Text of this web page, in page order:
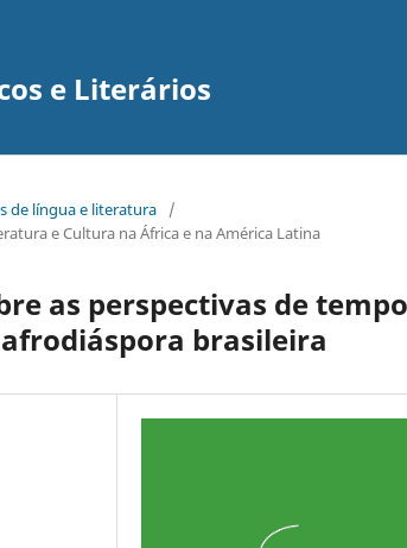
e Literários
de língua e literatura
/
e Cultura na África e na América Latina
as perspectivas de tempo
brasileira